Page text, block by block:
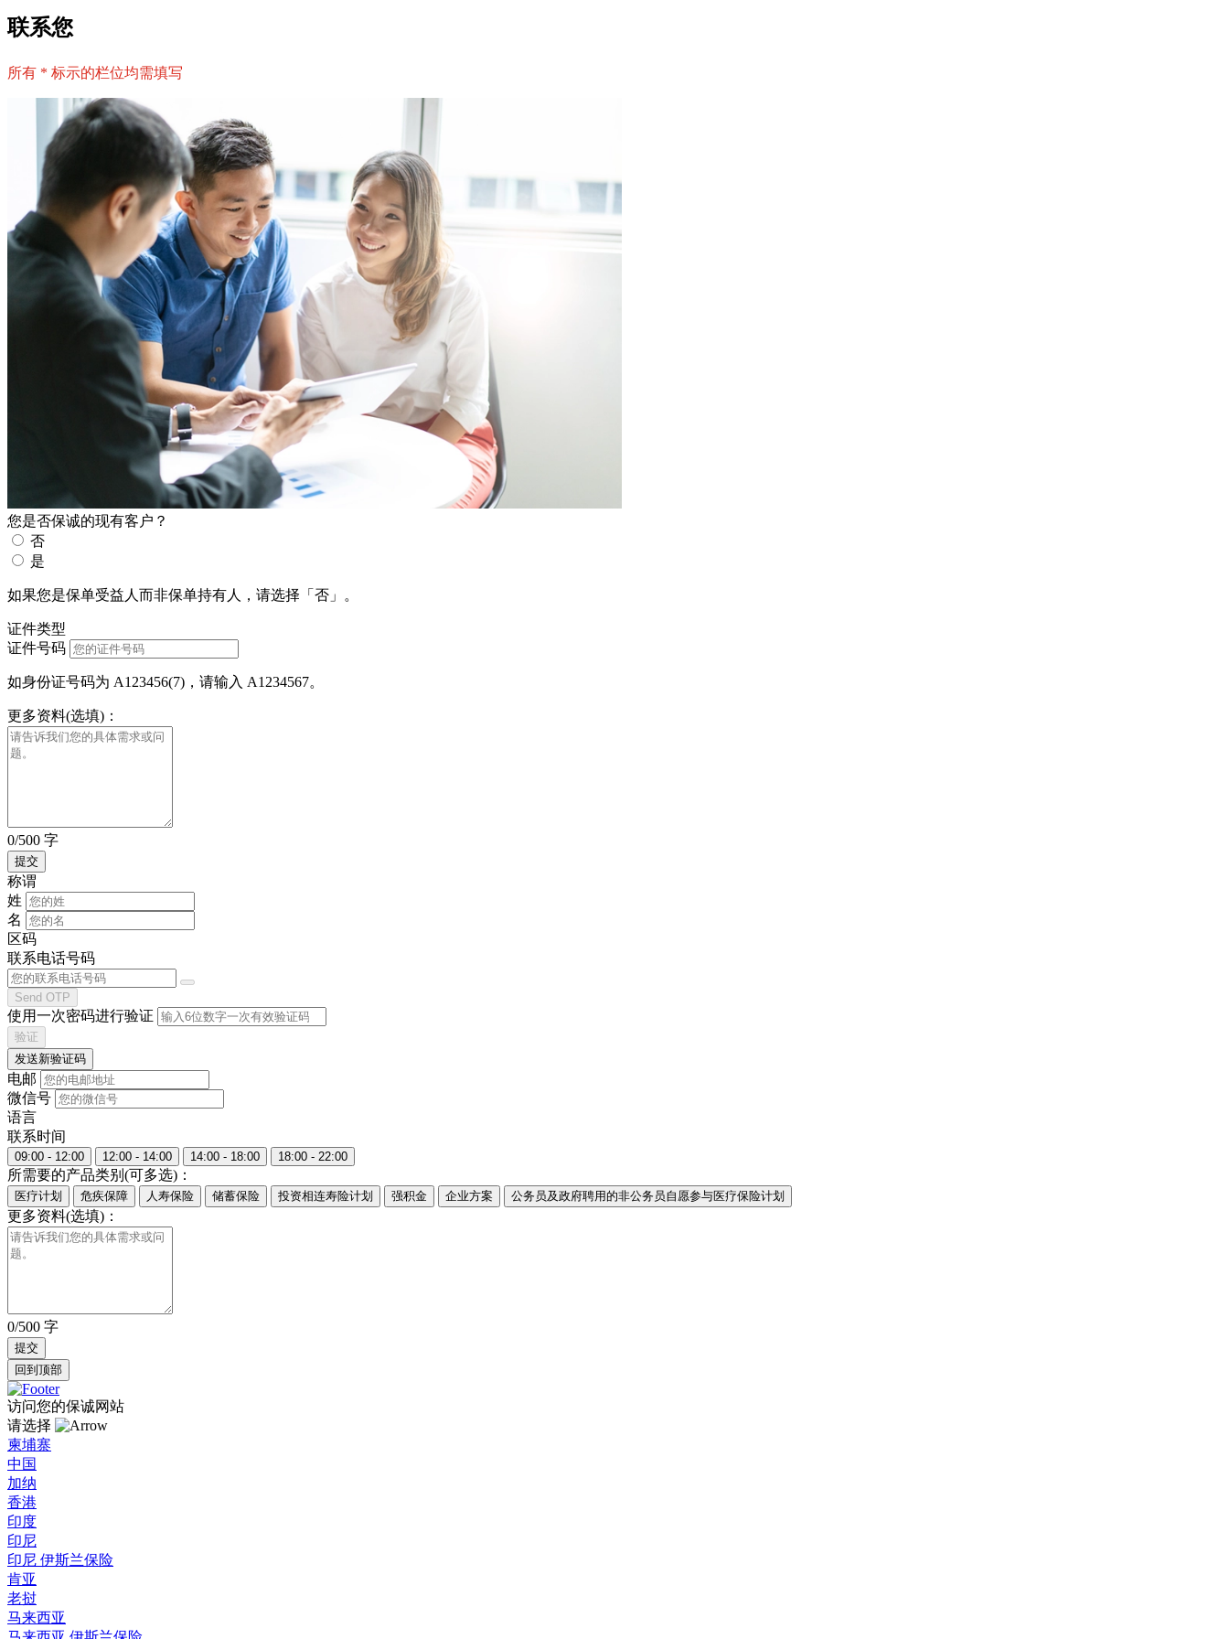
联系您
所有 * 标示的栏位均需填写
您是否保诚的现有客户？
否
是
如果您是保单受益人而非保单持有人，请选择「否」。
证件类型
证件号码
如身份证号码为 A123456(7)，请输入 A1234567。
更多资料(选填)：
0/500 字
称谓
姓
名
区码
联系电话号码
Send OTP
使用一次密码进行验证
验证
发送新验证码
电邮
微信号
语言
联系时间
09:00 - 12:00 12:00 - 14:00 14:00 - 18:00 18:00 - 22:00
所需要的产品类别(可多选)：
医疗计划 危疾保障 人寿保险 储蓄保险 投资相连寿险计划 强积金 企业方案 公务员及政府聘用的非公务员自愿参与医疗保险计划
更多资料(选填)：
0/500 字
回到顶部
访问您的保诚网站
请选择
柬埔寨
中国
加纳
香港
印度
印尼
印尼 伊斯兰保险
肯亚
老挝
马来西亚